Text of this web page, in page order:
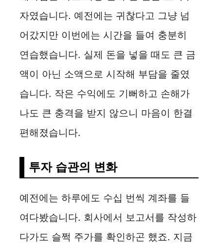
자였습니다. 예전에는 귀찮다고 그냥 넘
어갔지만 이번에는 시간을 들여 충분히
연습했습니다. 실제 돈을 넣을 때도 큰 금
액이 아닌 소액으로 시작해 부담을 줄였
습니다. 작은 수익에도 기뻐하고 손해가
나도 큰 충격을 받지 않으니 마음이 한결
편해졌습니다.
투자 습관의 변화
예전에는 하루에도 수십 번씩 계좌를 들
여다봤습니다. 회사에서 보고서를 작성하
다가도 슬쩍 주가를 확인하곤 했죠. 지금